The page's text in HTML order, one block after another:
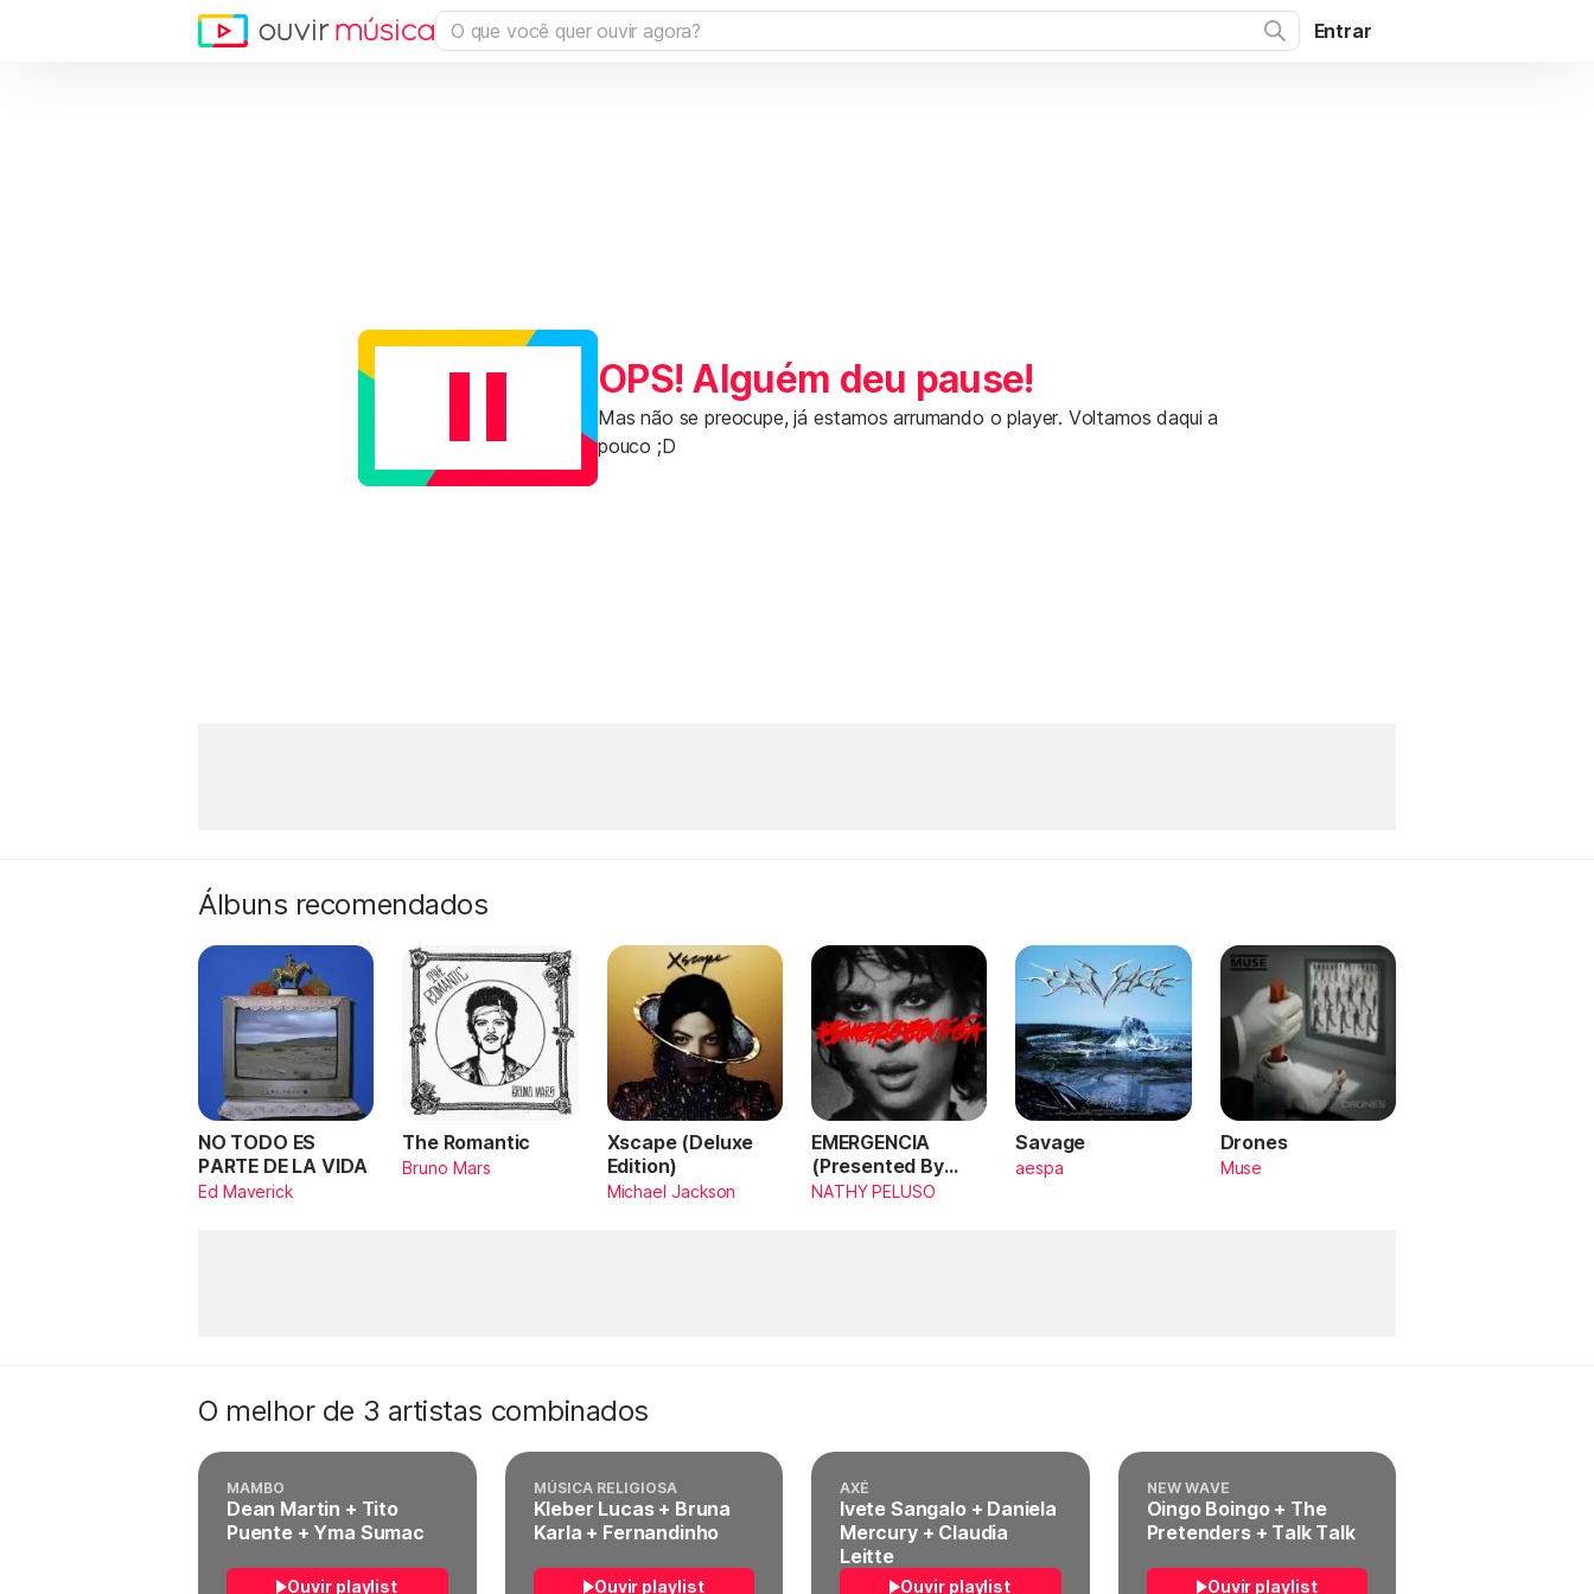
Entrar
OPS! Alguém deu pause!
Mas não se preocupe, já estamos arrumando o player. Voltamos daqui a
pouco ;D
Álbuns recomendados
NO TODO ES
PARTE DE LA VIDA
Ed Maverick
The Romantic
Bruno Mars
Xscape (Deluxe
Edition)
Michael Jackson
EMERGENCIA
(Presented By
PlayStation,
NATHY PELUSO
Savage
aespa
Drones
Muse
O melhor de 3 artistas combinados
MAMBO
Dean Martin + Tito
Puente + Yma Sumac
Ouvir playlist
MÚSICA RELIGIOSA
Kleber Lucas + Bruna
Karla + Fernandinho
Ouvir playlist
AXÉ
Ivete Sangalo + Daniela
Mercury + Claudia
Leitte
Ouvir playlist
NEW WAVE
Oingo Boingo + The
Pretenders + Talk Talk
Ouvir playlist